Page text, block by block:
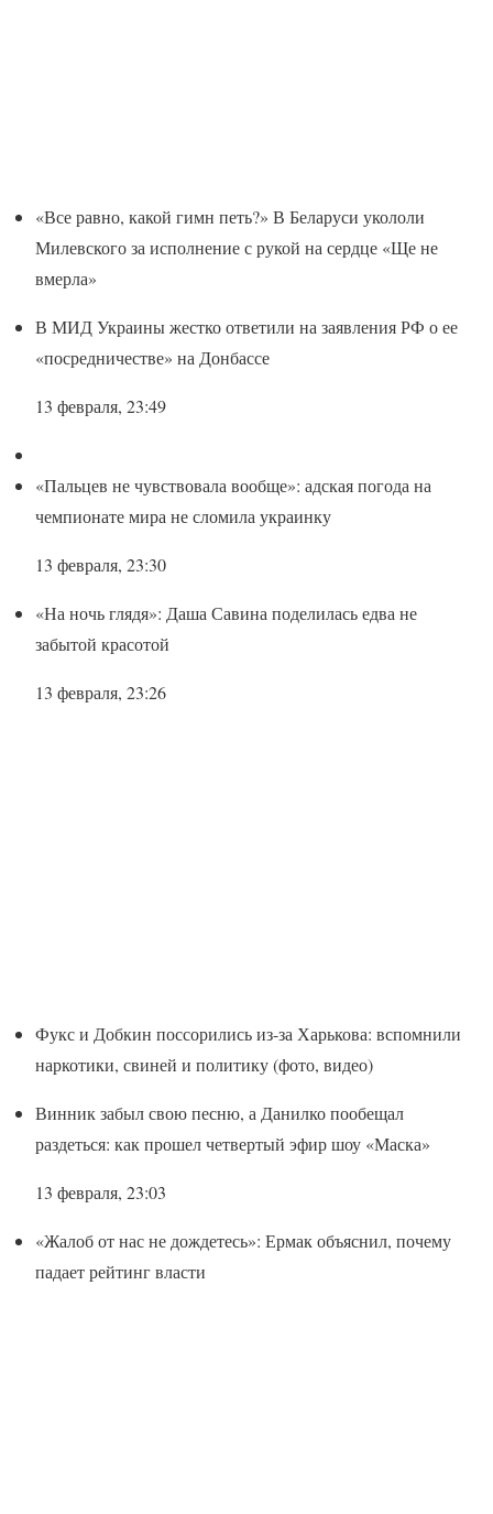
«Все равно, какой гимн петь?» В Беларуси укололи
Милевского за исполнение с рукой на сердце «Ще не
вмерла»
В МИД Украины жестко ответили на заявления РФ о ее
«посредничестве» на Донбассе
13 февраля, 23:49
«Пальцев не чувствовала вообще»: адская погода на
чемпионате мира не сломила украинку
13 февраля, 23:30
«На ночь глядя»: Даша Савина поделилась едва не
забытой красотой
13 февраля, 23:26
Фукс и Добкин поссорились из-за Харькова: вспомнили
наркотики, свиней и политику (фото, видео)
Винник забыл свою песню, а Данилко пообещал
раздеться: как прошел четвертый эфир шоу «Маска»
13 февраля, 23:03
«Жалоб от нас не дождетесь»: Ермак объяснил, почему
падает рейтинг власти